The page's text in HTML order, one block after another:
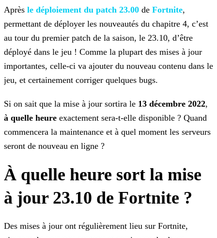
Après le déploiement du patch 23.00 de Fortnite,
permettant de déployer les nouveautés du chapitre 4, c’est
au tour du premier patch de la saison, le 23.10, d’être
déployé dans le jeu ! Comme la plupart des mises à jour
importantes, celle-ci va ajouter du nouveau contenu dans le
jeu, et certainement corriger quelques bugs.
Si on sait que la mise à jour sortira le 13 décembre 2022,
à quelle heure exactement sera-t-elle disponible ? Quand
commencera la maintenance et à quel moment les serveurs
seront de nouveau en ligne ?
À quelle heure sort la mise
à jour 23.10 de Fortnite ?
Des mises à jour ont régulièrement lieu sur Fortnite,